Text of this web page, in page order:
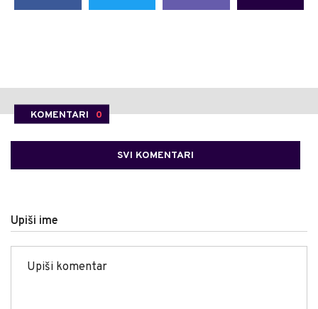
KOMENTARI 0
SVI KOMENTARI
Upiši ime